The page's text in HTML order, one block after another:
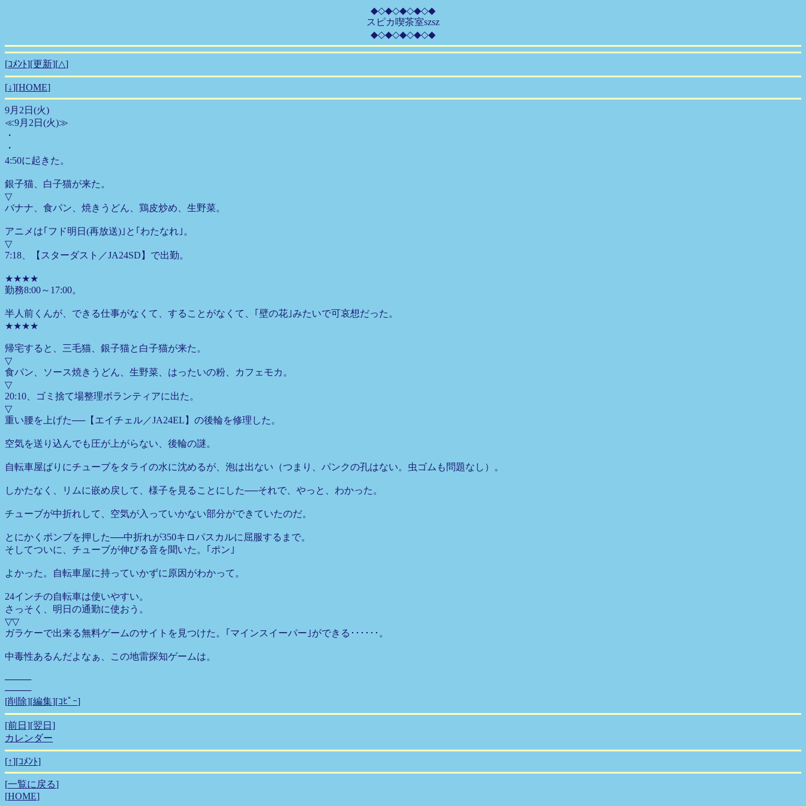
◆◇◆◇◆◇◆◇◆
スピカ喫茶室szsz
◆◇◆◇◆◇◆◇◆
[ｺﾒﾝﾄ][更新][△]
[↓][HOME]
9月2日(火)
≪9月2日(火)≫
・
・
4:50に起きた。
銀子猫、白子猫が来た。
▽
バナナ、食パン、焼きうどん、鶏皮炒め、生野菜。
アニメは｢フド明日(再放送)｣と｢わたなれ｣。
▽
7:18、【スターダスト／JA24SD】で出勤。
★★★★
勤務8:00～17:00。
半人前くんが、できる仕事がなくて、することがなくて、｢壁の花｣みたいで可哀想だった。
★★★★
帰宅すると、三毛猫、銀子猫と白子猫が来た。
▽
食パン、ソース焼きうどん、生野菜、はったいの粉、カフェモカ。
▽
20:10、ゴミ捨て場整理ボランティアに出た。
▽
重い腰を上げた──【エイチェル／JA24EL】の後輪を修理した。
空気を送り込んでも圧が上がらない、後輪の謎。
自転車屋ばりにチューブをタライの水に沈めるが、泡は出ない（つまり、パンクの孔はない。虫ゴムも問題なし）。
しかたなく、リムに嵌め戻して、様子を見ることにした──それで、やっと、わかった。
チューブが中折れして、空気が入っていかない部分ができていたのだ。
とにかくポンプを押した──中折れが350キロパスカルに屈服するまで。
そしてついに、チューブが伸びる音を聞いた。｢ポン｣
よかった。自転車屋に持っていかずに原因がわかって。
24インチの自転車は使いやすい。
さっそく、明日の通勤に使おう。
▽▽
ガラケーで出来る無料ゲームのサイトを見つけた。｢マインスイーパー｣ができる･･････。
中毒性あるんだよなぁ、この地雷探知ゲームは。
────
────
[削除][編集][ｺﾋﾟｰ]
[前日][翌日]
カレンダー
[↑][ｺﾒﾝﾄ]
[一覧に戻る]
[HOME]